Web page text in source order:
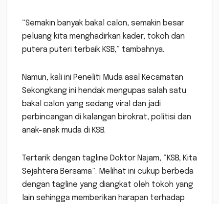
“Semakin banyak bakal calon, semakin besar
peluang kita menghadirkan kader, tokoh dan
putera puteri terbaik KSB,” tambahnya.
Namun, kali ini Peneliti Muda asal Kecamatan
Sekongkang ini hendak mengupas salah satu
bakal calon yang sedang viral dan jadi
perbincangan di kalangan birokrat, politisi dan
anak-anak muda di KSB.
Tertarik dengan tagline Doktor Najam, “KSB, Kita
Sejahtera Bersama”. Melihat ini cukup berbeda
dengan tagline yang diangkat oleh tokoh yang
lain sehingga memberikan harapan terhadap